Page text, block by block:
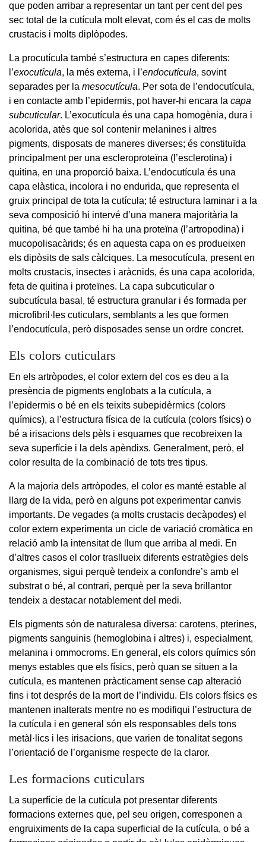
que poden arribar a representar un tant per cent del pes
sec total de la cutícula molt elevat, com és el cas de molts
crustacis i molts diplòpodes.
La procutícula també s’estructura en capes diferents:
l’exocutícula, la més externa, i l’endocutícula, sovint
separades per la mesocutícula. Per sota de l’endocutícula,
i en contacte amb l’epidermis, pot haver-hi encara la capa
subcuticular. L’exocutícula és una capa homogènia, dura i
acolorida, atès que sol contenir melanines i altres
pigments, disposats de maneres diverses; és constituïda
principalment per una escleroproteïna (l’esclerotina) i
quitina, en una proporció baixa. L’endocutícula és una
capa elàstica, incolora i no endurida, que representa el
gruix principal de tota la cutícula; té estructura laminar i a la
seva composició hi intervé d’una manera majoritària la
quitina, bé que també hi ha una proteïna (l’artropodina) i
mucopolisacàrids; és en aquesta capa on es produeixen
els dipòsits de sals càlciques. La mesocutícula, present en
molts crustacis, insectes i aràcnids, és una capa acolorida,
feta de quitina i proteïnes. La capa subcuticular o
subcutícula basal, té estructura granular i és formada per
microfibril·les cuticulars, semblants a les que formen
l’endocutícula, però disposades sense un ordre concret.
Els colors cuticulars
En els artròpodes, el color extern del cos es deu a la
presència de pigments englobats a la cutícula, a
l’epidermis o bé en els teixits subepidèrmics (colors
químics), a l’estructura física de la cutícula (colors físics) o
bé a irisacions dels pèls i esquames que recobreixen la
seva superfície i la dels apèndixs. Generalment, però, el
color resulta de la combinació de tots tres tipus.
A la majoria dels artròpodes, el color es manté estable al
llarg de la vida, però en alguns pot experimentar canvis
importants. De vegades (a molts crustacis decàpodes) el
color extern experimenta un cicle de variació cromàtica en
relació amb la intensitat de llum que arriba al medi. En
d’altres casos el color trasllueix diferents estratègies dels
organismes, sigui perquè tendeix a confondre’s amb el
substrat o bé, al contrari, perquè per la seva brillantor
tendeix a destacar notablement del medi.
Els pigments són de naturalesa diversa: carotens, pterines,
pigments sanguinis (hemoglobina i altres) i, especialment,
melanina i ommocroms. En general, els colors químics són
menys estables que els físics, però quan se situen a la
cutícula, es mantenen pràcticament sense cap alteració
fins i tot després de la mort de l’individu. Els colors físics es
mantenen inalterats mentre no es modifiqui l’estructura de
la cutícula i en general són els responsables dels tons
metàl·lics i les irisacions, que varien de tonalitat segons
l’orientació de l’organisme respecte de la claror.
Les formacions cuticulars
La superfície de la cutícula pot presentar diferents
formacions externes que, pel seu origen, corresponen a
engruiximents de la capa superficial de la cutícula, o bé a